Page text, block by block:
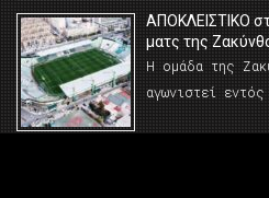
AΠΟΚΛΕΙΣΤΙΚΟ
ματς της
Η ομάδα της
αγωνιστεί